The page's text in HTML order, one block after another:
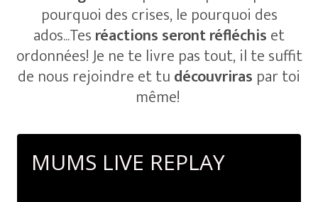
pourquoi des crises, le pourquoi des
ados...Tesréactions seront réfléchiset
ordonnées! Je ne te livre pas tout, il te suffit
de nous rejoindre et tudécouvriras par toi
même!
MUMS LIVE REPLAY